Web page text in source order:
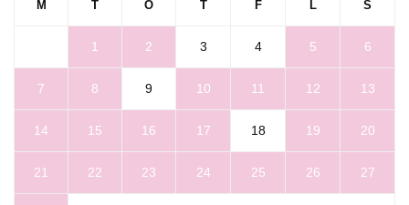
M T O T F L S
1 2 3 4 5 6
7 8 9 10 11 12 13
14 15 16 17 18 19 20
21 22 23 24 25 26 27